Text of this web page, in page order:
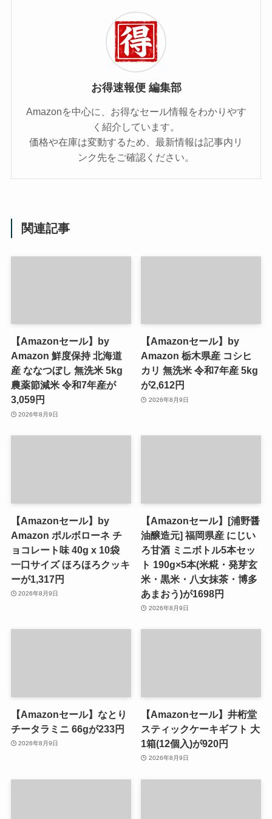
お得速報便 編集部
Amazonを中心に、お得なセール情報をわかりやす
く紹介しています。
価格や在庫は変動するため、最新情報は記事内リ
ンク先をご確認ください。
関連記事
【Amazonセール】by
Amazon 鮮度保持 北海道
産 ななつぼし 無洗米 5kg
農薬節減米 令和7年産が
3,059円
2026年8月9日
【Amazonセール】by
Amazon 栃木県産 コシヒ
カリ 無洗米 令和7年産 5kg
が2,612円
2026年8月9日
【Amazonセール】by
Amazon ポルボローネ チ
ョコレート味 40g x 10袋
一口サイズ ほろほろクッキ
ーが1,317円
2026年8月9日
【Amazonセール】[浦野醤
油醸造元] 福岡県産 にじい
ろ甘酒 ミニボトル5本セッ
ト 190g×5本(米糀・発芽玄
米・黒米・八女抹茶・博多
あまおう)が1698円
2026年8月9日
【Amazonセール】なとり
チータラミニ 66gが233円
2026年8月9日
【Amazonセール】井桁堂
スティックケーキギフト 大
1箱(12個入)が920円
2026年8月9日